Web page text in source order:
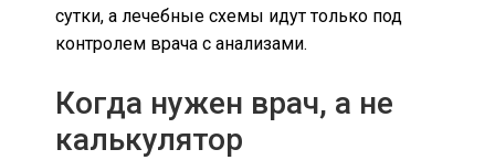
сутки, а лечебные схемы идут только под
контролем врача с анализами.
Когда нужен врач, а не
калькулятор